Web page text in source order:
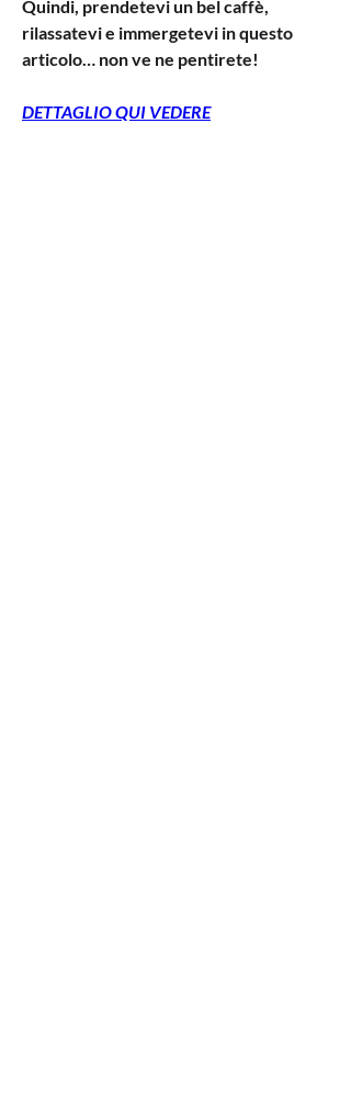
Quindi, prendetevi un bel caffè,
rilassatevi e immergetevi in questo
articolo… non ve ne pentirete!
DETTAGLIO QUI VEDERE